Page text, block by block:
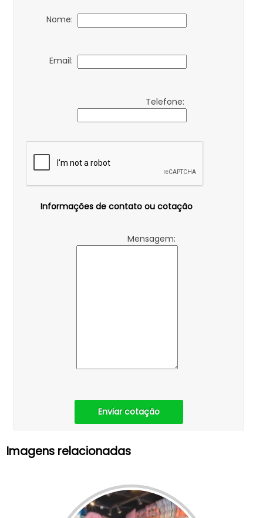
Nome:
Email:
Telefone:
Informações de contato ou cotação
Mensagem:
Enviar cotação
Imagens relacionadas